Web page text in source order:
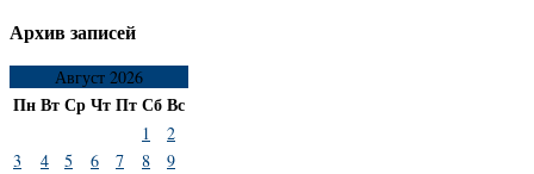
Архив записей
Август 2026
ПнВтСрЧтПтСбВс
1
2
3
4 5 6 7 8
9